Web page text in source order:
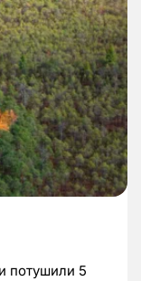
потушили 5